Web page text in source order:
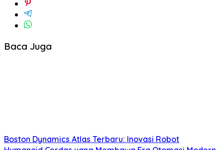
Baca Juga
Boston Dynamics Atlas Terbaru: Inovasi Robot